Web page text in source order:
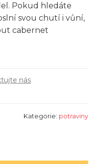
Pokud hledáte
svou chutí i vůní,
cabernet
nás
Kategorie: potraviny